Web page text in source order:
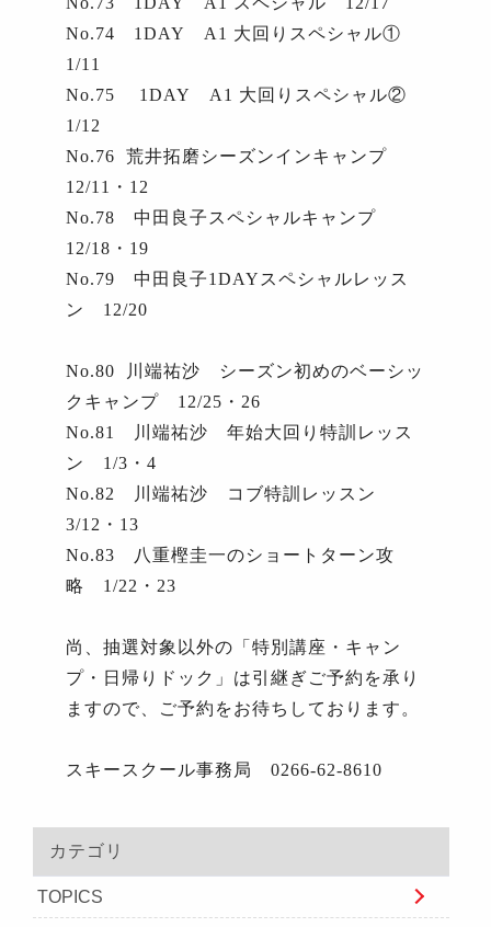
No.74
1DAY A1 大回りスペシャル①
1/11
No.75
1DAY A1 大回りスペシャル②
1/12
No.76荒井拓磨シーズンインキャンプ
12/11
・ 12
No.78 中田良子スペシャルキャンプ
12/18 ・ 19
No.79 中田良子1DAY スペシャルレッス
ン 12/20
No.80
川端祐沙 シーズン初めのベーシッ
クキャンプ 12/25 ・ 26
No.81
川端祐沙 年始大回り特訓レッス
ン 1/3 ・4
No.82
川端祐沙 コブ特訓レッスン
3/12 ・ 13
No.83 八重樫圭一のショートターン攻
略 1/22 ・ 23
尚、抽選対象以外の「特別講座・キャン
プ・日帰りドック」は引継ぎご予約を承り
ますので、ご予約をお待ちしております。
スキースクール事務局0266-62-8610
カテゴリ
TOPICS